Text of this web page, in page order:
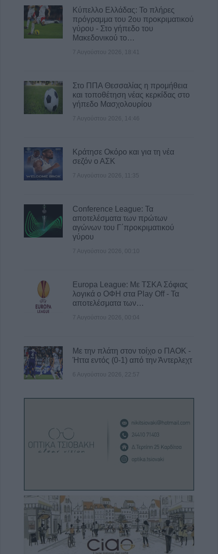
θερμοκρασίες
8 Αυγούστου 2026, 13:30
Την Κυριακή 9 Αυγούστου η κηδεία του
Αντώνιου Ηλ. Αντωνίου
Κύπελλο Ελλάδας: Το πλήρες
πρόγραμμα του 2ου προκριματικού
γύρου - Στο γήπεδο του
Μακεδονικού το…
7 Αυγούστου 2026, 18:41
Στο ΠΠΑ Θεσσαλίας η προμήθεια
και τοποθέτηση νέας κερκίδας στο
γήπεδο Μασχολουρίου
7 Αυγούστου 2026, 14:46
Κράτησε Οκόρο και για τη νέα
σεζόν ο ΑΣΚ
7 Αυγούστου 2026, 11:35
Conference League: Τα
αποτελέσματα των πρώτων
αγώνων του Γ΄προκριματικού
γύρου
7 Αυγούστου 2026, 00:10
Europa League: Με ΤΣΚΑ Σόφιας
λογικά ο ΟΦΗ στα Play Off - Τα
αποτελέσματα των…
7 Αυγούστου 2026, 00:04
Με την πλάτη στον τοίχο ο ΠΑΟΚ -
Ήττα εντός (0-1) από την Άντερλεχτ
6 Αυγούστου 2026, 22:57